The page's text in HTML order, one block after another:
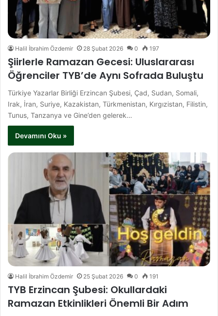
Halil İbrahim Özdemir 28 Şubat 2026 0 197
Şiirlerle Ramazan Gecesi: Uluslararası
Öğrenciler TYB’de Aynı Sofrada Buluştu
Türkiye Yazarlar Birliği Erzincan Şubesi, Çad, Sudan, Somali,
Irak, İran, Suriye, Kazakistan, Türkmenistan, Kırgızistan, Filistin,
Tunus, Tanzanya ve Gine’den gelerek…
Devamını Oku »
Halil İbrahim Özdemir 25 Şubat 2026 0 191
TYB Erzincan Şubesi: Okullardaki
Ramazan Etkinlikleri Önemli Bir Adım